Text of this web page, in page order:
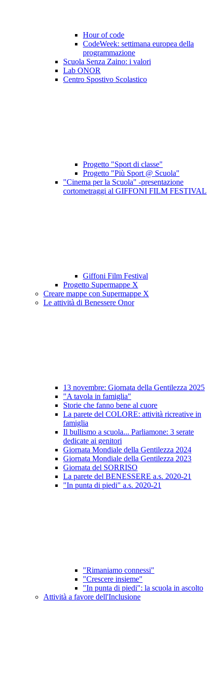
Hour of code
CodeWeek: settimana europea della
programmazione
Scuola Senza Zaino: i valori
Lab ONOR
Centro Spostivo Scolastico
Progetto "Sport di classe"
Progetto "Più Sport @ Scuola"
"Cinema per la Scuola" -presentazione
cortometraggi al GIFFONI FILM FESTIVAL
Giffoni Film Festival
Progetto Supermappe X
Creare mappe con Supermappe X
Le attività di Benessere Onor
13 novembre: Giornata della Gentilezza 2025
"A tavola in famiglia"
Storie che fanno bene al cuore
La parete del COLORE: attività ricreative in
famiglia
Il bullismo a scuola... Parliamone: 3 serate
dedicate ai genitori
Giornata Mondiale della Gentilezza 2024
Giornata Mondiale della Gentilezza 2023
Giornata del SORRISO
La parete del BENESSERE a.s. 2020-21
"In punta di piedi" a.s. 2020-21
"Rimaniamo connessi"
"Crescere insieme"
"In punta di piedi": la scuola in ascolto
Attività a favore dell'Inclusione